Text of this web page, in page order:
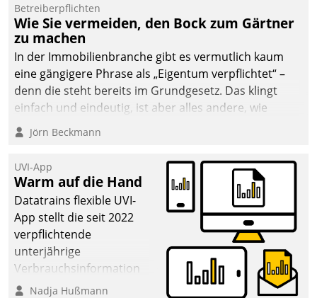
Betreiberpflichten
Wie Sie vermeiden, den Bock zum Gärtner
zu machen
In der Immobilienbranche gibt es vermutlich kaum
eine gängigere Phrase als „Eigentum verpflichtet“ –
denn die steht bereits im Grundgesetz. Das klingt
einfach und eindeutig, ist aber alles andere, wie
Branchenbeschäftigte wissen. Denn mit der
Verantwortung folgen Verpflichtungen.
Jörn Beckmann
UVI-App
Warm auf die Hand
Datatrains flexible UVI-
App stellt die seit 2022
verpflichtende
unterjährige
Verbrauchsinformation
schnell, zuverlässig und
Nadja Hußmann